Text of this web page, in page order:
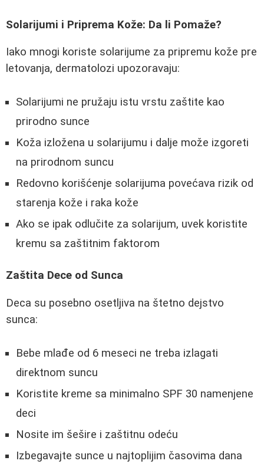
Solarijumi i Priprema Kože: Da li Pomaže?
Iako mnogi koriste solarijume za pripremu kože pre
letovanja, dermatolozi upozoravaju:
Solarijumi ne pružaju istu vrstu zaštite kao
prirodno sunce
Koža izložena u solarijumu i dalje može izgoreti
na prirodnom suncu
Redovno korišćenje solarijuma povećava rizik od
starenja kože i raka kože
Ako se ipak odlučite za solarijum, uvek koristite
kremu sa zaštitnim faktorom
Zaštita Dece od Sunca
Deca su posebno osetljiva na štetno dejstvo
sunca:
Bebe mlađe od 6 meseci ne treba izlagati
direktnom suncu
Koristite kreme sa minimalno SPF 30 namenjene
deci
Nosite im šešire i zaštitnu odeću
Izbegavajte sunce u najtoplijim časovima dana